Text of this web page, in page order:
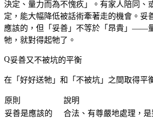
決定、量力而為不愧疚」。有家人陪同、
定，能大幅降低被話術牽著走的機會。妥
應該的，但「妥善」不等於「昂貴」——
牠，就對得起牠了。
妥善又不被坑的平衡
在「好好送牠」和「不被坑」之間取得平
原則
說明
妥善是應該的
合法、有尊嚴地處理，